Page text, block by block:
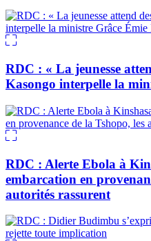
RDC : « La jeunesse
Kasongo interpelle la
RDC : Alerte Ebola à
embarcation en
autorités rassurent